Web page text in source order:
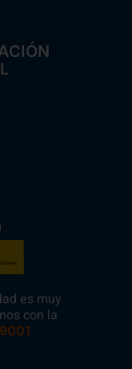
es muy
con la